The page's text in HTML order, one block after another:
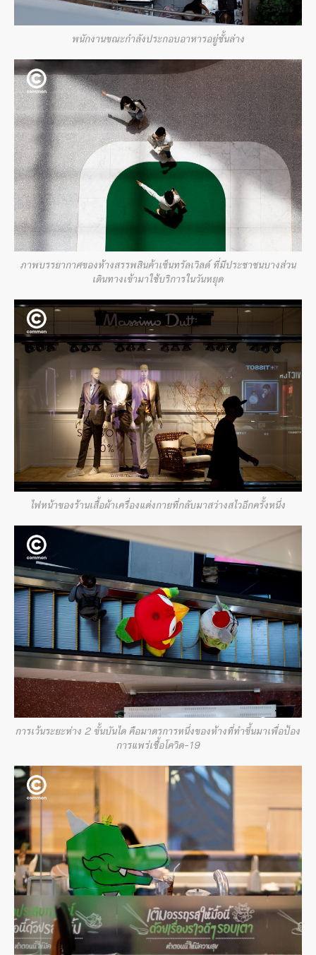
พนักงานขณะกำลังประกอบอาหารอยู่ชั้นล่าง
ภาพบรรยากาศของห้างสรรพสินค้าเซ็นทรัลเวิลด์ ที่มีประชาชนบางส่วน
เดินทางเข้ามาใช้บริการในวันหยุด
ไฟหน้าของร้านเสื้อผ้าเครื่องแต่งกายที่กลับมาสว่างสไวอีกครั้งหนึ่ง
การเว้นระยะห่าง 2 ขั้นบันได คือมาตรการหนึ่งของห้างที่ทำขึ้นมาเพื่อป้อง
การแพร่เชื้อโควิด-19